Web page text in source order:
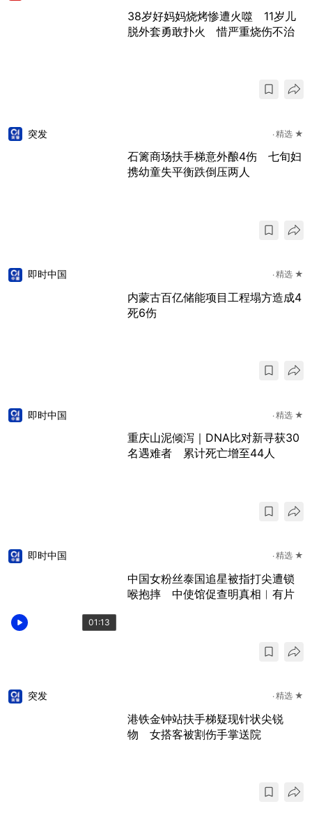
38岁好妈妈烧烤惨遭火噬 11岁儿
脱外套勇敢扑火 惜严重烧伤不治
突发 精选 ★
石篱商场扶手梯意外酿4伤 七旬妇
携幼童失平衡跌倒压两人
即时中国 精选 ★
内蒙古百亿储能项目工程塌方造成4
死6伤
即时中国 精选 ★
重庆山泥倾泻｜DNA比对新寻获30
名遇难者 累计死亡增至44人
01:13
即时中国 精选 ★
中国女粉丝泰国追星被指打尖遭锁
喉抱摔 中使馆促查明真相︱有片
突发 精选 ★
港铁金钟站扶手梯疑现针状尖锐
物 女搭客被割伤手掌送院